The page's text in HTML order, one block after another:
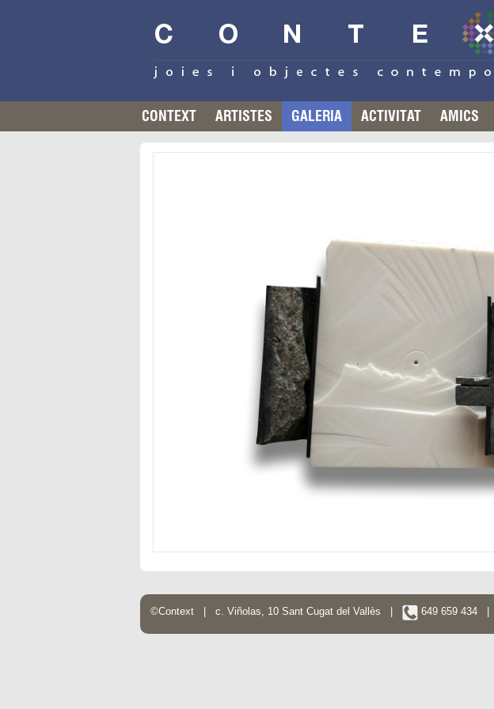
CONTEXT ARTISTES GALERIA ACTIVITAT AMICS
©Context | c. Viñolas, 10 Sant Cugat del Vallès | 649 659 434 |